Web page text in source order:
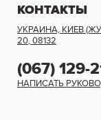
КОНТАКТЫ
УКРАИНА, КИЕВ
20,08132
(067) 129-
НАПИСАТЬ